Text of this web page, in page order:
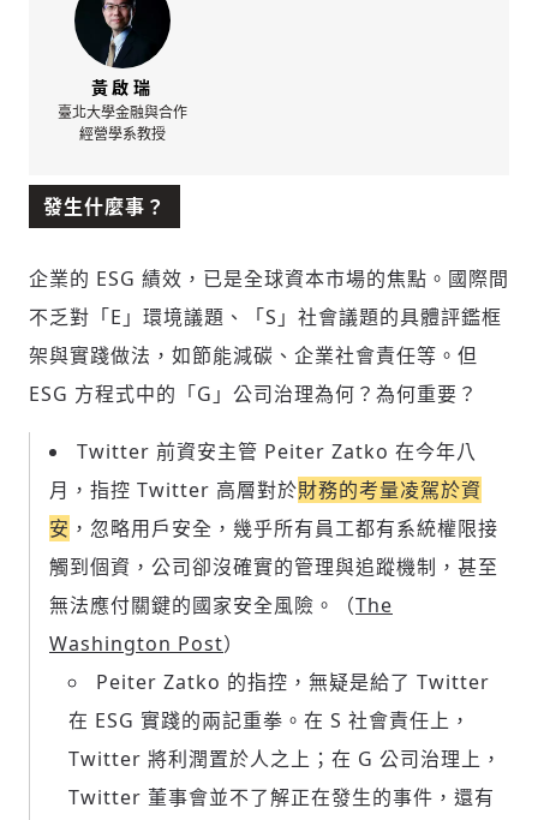
黃啟瑞
臺北大學金融與合作
經營學系教授
發生什麼事？
企業的 ESG 績效，已是全球資本市場的焦點。國際間
不乏對「E」環境議題、「S」社會議題的具體評鑑框
架與實踐做法，如節能減碳、企業社會責任等。但
ESG 方程式中的「G」公司治理為何？為何重要？
Twitter 前資安主管 Peiter Zatko 在今年八
月，指控 Twitter 高層對於財務的考量凌駕於資
安 ，忽略用戶安全，幾乎所有員工都有系統權限接
觸到個資，公司卻沒確實的管理與追蹤機制，甚至
無法應付關鍵的國家安全風險。（The
Washington Post）
Peiter Zatko 的指控，無疑是給了 Twitter
在 ESG 實踐的兩記重拳。在 S 社會責任上，
Twitter 將利潤置於人之上；在 G 公司治理上，
Twitter 董事會並不了解正在發生的事件，還有